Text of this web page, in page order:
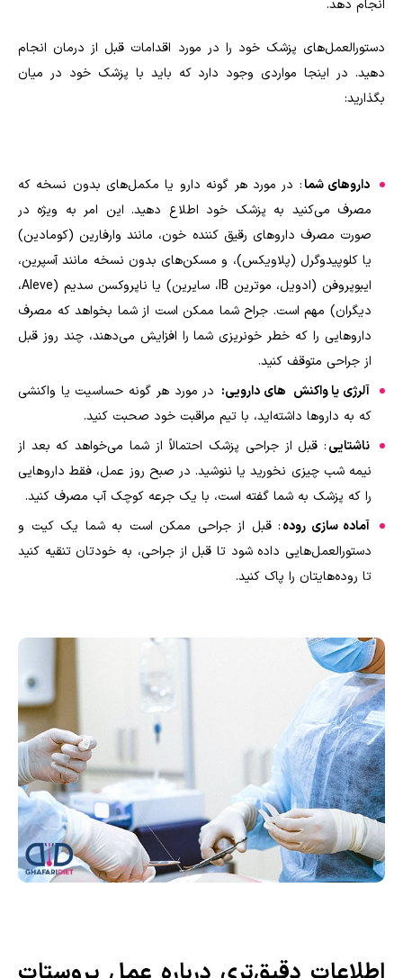
انجام دهد.
دستورالعمل‌های پزشک خود را در مورد اقدامات قبل از درمان انجام
دهید. در اینجا مواردی وجود دارد که باید با پزشک خود در میان
بگذارید:
داروهای شما: در مورد هر گونه دارو یا مکمل‌های بدون نسخه که
مصرف می‌کنید به پزشک خود اطلاع دهید. این امر به ویژه در
صورت مصرف داروهای رقیق کننده خون، مانند وارفارین (کومادین)
یا کلوپیدوگرل (پلاویکس)، و مسکن‌های بدون نسخه مانند آسپرین،
ایبوپروفن (ادویل، موترین IB، سایرین) یا ناپروکسن سدیم (Aleve،
دیگران) مهم است. جراح شما ممکن است از شما بخواهد که مصرف
داروهایی را که خطر خونریزی شما را افزایش می‌دهند، چند روز قبل
از جراحی متوقف کنید.
آلرژی یا واکنش های دارویی: در مورد هر گونه حساسیت یا واکنشی
که به داروها داشته‌اید، با تیم مراقبت خود صحبت کنید.
ناشتایی: قبل از جراحی پزشک احتمالاً از شما می‌خواهد که بعد از
نیمه شب چیزی نخورید یا ننوشید. در صبح روز عمل، فقط داروهایی
را که پزشک به شما گفته است، با یک جرعه کوچک آب مصرف کنید.
آماده سازی روده: قبل از جراحی ممکن است به شما یک کیت و
دستورالعمل‌هایی داده شود تا قبل از جراحی، به خودتان تنقیه کنید
تا روده‌هایتان را پاک کنید.